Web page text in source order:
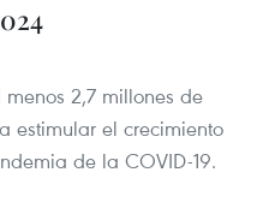
2,7 millones de
estimular el crecimiento
de la COVID-19.